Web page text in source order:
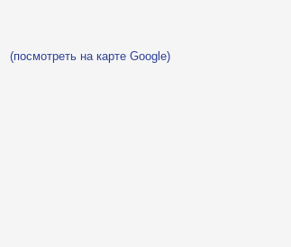
(посмотреть на карте Google)